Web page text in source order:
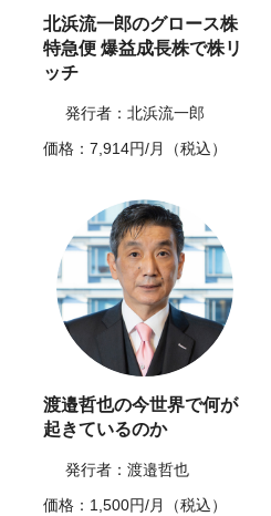
北浜流一郎のグロース株
特急便 爆益成長株で株リ
ッチ
発行者：北浜流一郎
価格：7,914円/月（税込）
渡邉哲也の今世界で何が
起きているのか
発行者：渡邉哲也
価格：1,500円/月（税込）